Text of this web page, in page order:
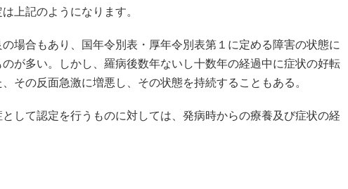
上記のようになります。
場合もあり、国年令別表・厚年令別表第１に定める障害の状態に
が多い。しかし、羅病後数年ないし十数年の経過中に症状の好転
その反面急激に増悪し、その状態を持続することもある。
して認定を行うものに対しては、発病時からの療養及び症状の経